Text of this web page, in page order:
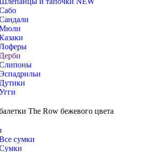
Дерби
Дутики
сумки